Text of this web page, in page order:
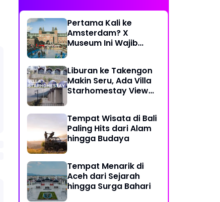
Pertama Kali ke
Amsterdam? X
Museum Ini Wajib
Liburan ke Takengon
Makin Seru, Ada Villa
Starhomestay View
Tempat Wisata di Bali
Paling Hits dari Alam
hingga Budaya
Tempat Menarik di
Aceh dari Sejarah
hingga Surga Bahari